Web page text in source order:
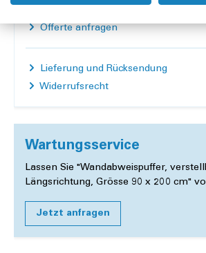
Offerte anfragen
Lieferung und Rücksendung
Widerrufsrecht
Wartungsservice
Lassen Sie "Wandabweispuffer,
Längsrichtung, Grösse 90 x 200 cm"
Jetzt anfragen